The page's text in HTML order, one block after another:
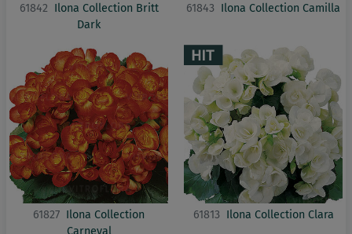
61842 Ilona Collection Britt
Dark
61843 Ilona Collection Camilla
61827 Ilona Collection
Carneval
61813 Ilona Collection Clara